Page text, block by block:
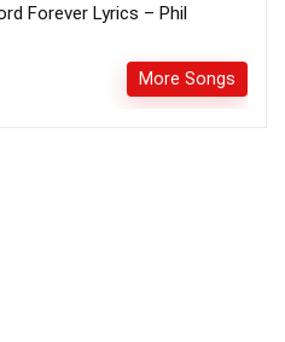
Forever Lyrics – Phil
More Songs